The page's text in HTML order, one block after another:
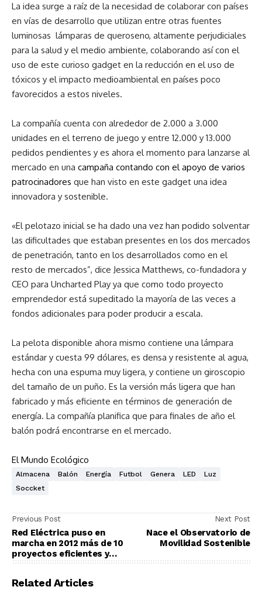
La idea surge a raíz de la necesidad de colaborar con países
en vías de desarrollo que utilizan entre otras fuentes
luminosas lámparas de queroseno, altamente perjudiciales
para la salud y el medio ambiente, colaborando así con el
uso de este curioso gadget en la reducción en el uso de
tóxicos y el impacto medioambiental en países poco
favorecidos a estos niveles.
La compañía cuenta con alrededor de 2.000 a 3.000
unidades en el terreno de juego y entre 12.000 y 13.000
pedidos pendientes y es ahora el momento para lanzarse al
mercado en una campaña contando con el apoyo de varios
patrocinadores que han visto en este gadget una idea
innovadora y sostenible.
«El pelotazo inicial se ha dado una vez han podido solventar
las dificultades que estaban presentes en los dos mercados
de penetración, tanto en los desarrollados como en el
resto de mercados”, dice Jessica Matthews, co-fundadora y
CEO para Uncharted Play ya que como todo proyecto
emprendedor está supeditado la mayoría de las veces a
fondos adicionales para poder producir a escala.
La pelota disponible ahora mismo contiene una lámpara
estándar y cuesta 99 dólares, es densa y resistente al agua,
hecha con una espuma muy ligera, y contiene un giroscopio
del tamaño de un puño. Es la versión más ligera que han
fabricado y más eficiente en términos de generación de
energía. La compañía planifica que para finales de año el
balón podrá encontrarse en el mercado.
El Mundo Ecológico
Almacena Balón Energía Futbol Genera LED
Luz
Soccket
Previous Post
Red Eléctrica puso en
marcha en 2012 más de 10
proyectos eficientes y
Next Post
Nace el Observatorio de
Movilidad Sostenible
Related Articles